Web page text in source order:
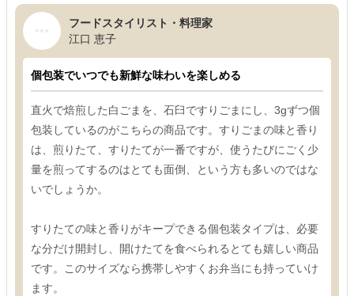
フードスタイリスト・料理家
江口 恵子
個包装でいつでも新鮮な味わいを楽しめる
直火で焙煎した白ごまを、石臼ですりごまにし、3gずつ個
包装しているのがこちらの商品です。すりごまの味と香り
は、煎りたて、すりたてが一番ですが、使うたびにごく少
量を煎ってするのはとても面倒、という方も多いのではな
いでしょうか。
すりたての味と香りがキープできる個包装タイプは、必要
な分だけ開封し、開けたてを食べられるとても嬉しい商品
です。このサイズなら携帯しやすくお弁当にも持っていけ
ます。